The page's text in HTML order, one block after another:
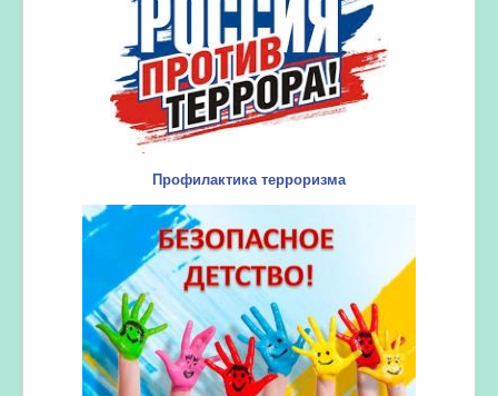
Профилактика терроризма